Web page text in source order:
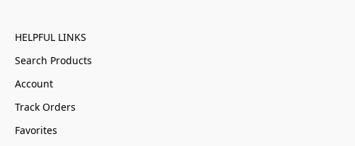
HELPFUL LINKS
Search Products
Account
Track Orders
Favorites